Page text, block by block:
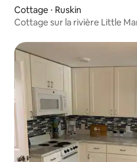
Cottage ⋅ Ruskin
Cottage sur la rivière Little